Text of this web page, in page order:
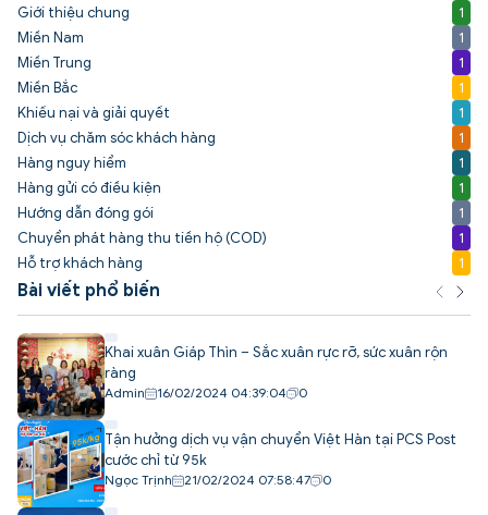
Giới thiệu chung
1
Miền Nam
1
Miền Trung
1
Miền Bắc
1
Khiếu nại và giải quyết
1
Dịch vụ chăm sóc khách hàng
1
Hàng nguy hiểm
1
Hàng gửi có điều kiện
1
Hướng dẫn đóng gói
1
Chuyển phát hàng thu tiền hộ (COD)
1
Hỗ trợ khách hàng
1
Bài viết phổ biến
Khai xuân Giáp Thìn – Sắc xuân rực rỡ, sức xuân rộn
ràng
Admin 16/02/2024 04:39:04 0
Tận hưởng dịch vụ vận chuyển Việt Hàn tại PCS Post
cước chỉ từ 95k
Ngọc Trịnh 21/02/2024 07:58:47 0